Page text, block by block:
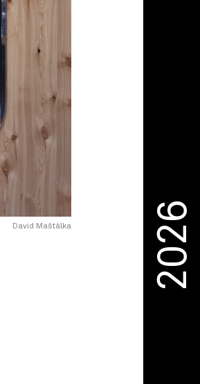
David Maštálka 2026